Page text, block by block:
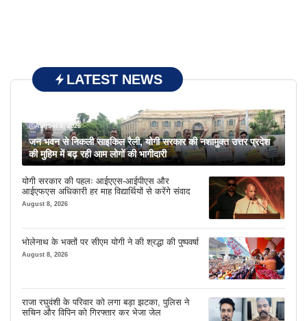
LATEST NEWS
August 8, 2026
जन भवन से निकली साइकिल रैली, योगी सरकार की नशामुक्त उत्तर प्रदेश
की मुहिम में बढ़ रही आम लोगों की भागीदारी
योगी सरकार की पहलः आईएएस-आईपीएस और
आईएफएस अधिकारी हर माह विद्यार्थियों से करेंगे संवाद
August 8, 2026
भोलेनाथ के भक्तों पर सीएम योगी ने की श्रद्धा की पुष्पवर्षा
August 8, 2026
राजा रघुवंशी के परिवार को लगा बड़ा झटका, पुलिस ने
सचिन और विपिन को गिरफ्तार कर भेजा जेल